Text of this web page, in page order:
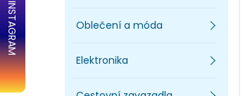
INSTAGRAM Oblečení a móda
Elektronika